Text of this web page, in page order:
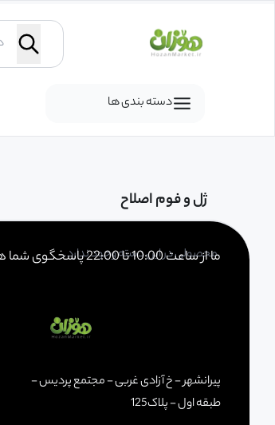
دسته بندی ها
ژل و فوم اصلاح
محصولی در این دسته وجود ندارد.
ما از ساعت10:00تا22:00پاسخگوی شما
پیرانشهر - خ آزادی غربی - مجتمع پردیس -
طبقه اول - پلاک125